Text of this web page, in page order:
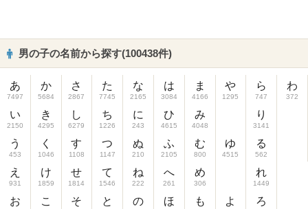
男の子の名前から探す(100438件)
あ
7497
い
2150
う
453
え
931
お
か
5684
き
4295
く
1046
け
1859
こ
さ
2867
し
6279
す
1108
せ
1814
そ
た
7745
ち
1226
つ
1147
て
1546
と
な
2165
に
243
ぬ
210
ね
222
の
は
3084
ひ
4615
ふ
2105
へ
261
ほ
ま
4166
み
4048
む
800
め
306
も
や
1295
ゆ
4515
よ
ら
747
り
3141
る
562
れ
1449
ろ
わ
372